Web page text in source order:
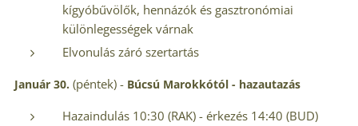
kígyóbűvölők, hennázók és gasztronómiai
különlegességek várnak
Elvonulás záró szertartás
Január 30. (péntek) - Búcsú Marokkótól - hazautazás
Hazaindulás 10:30 (RAK) - érkezés 14:40 (BUD)